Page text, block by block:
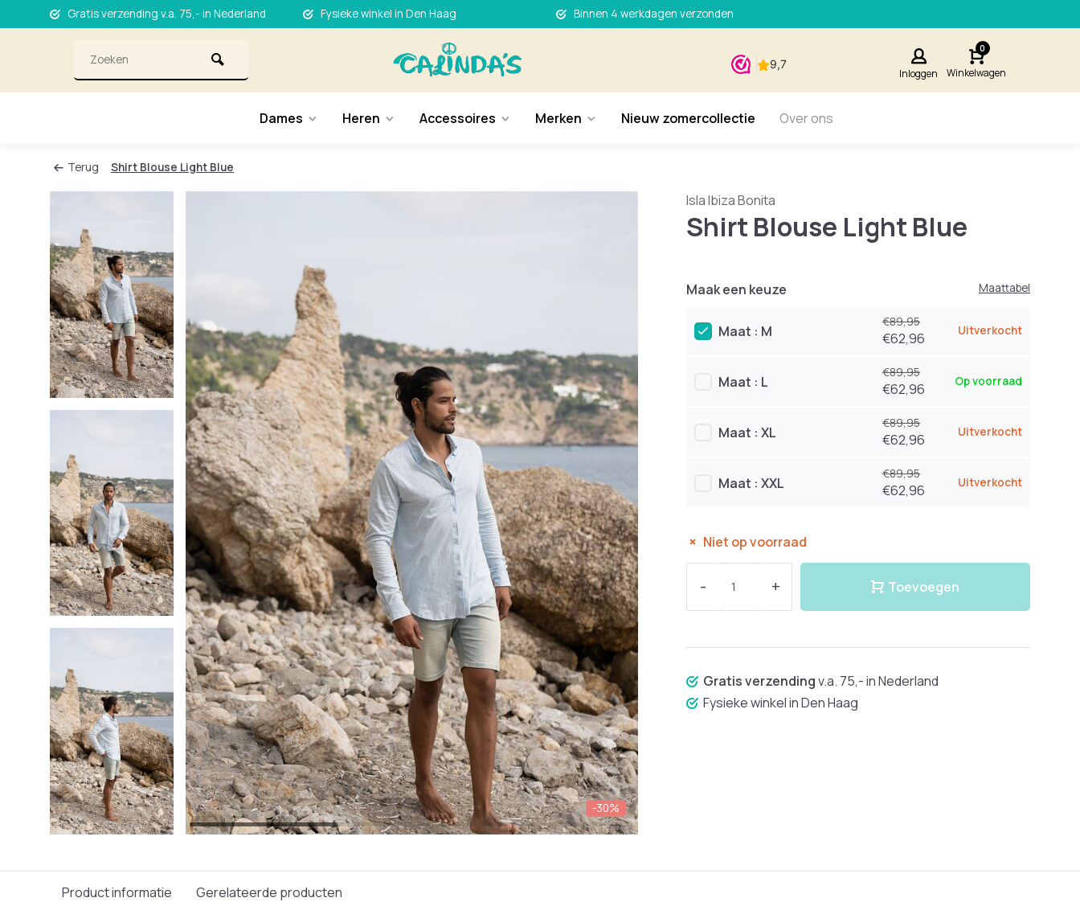
Gratis verzending v.a. 75,- in Nederland Fysieke winkel in Den Haag Binnen 4 werkdagen verzonden
Inloggen
0
Winkelwagen
Dames Heren Accessoires Merken Nieuw zomercollectie Over ons
Terug Shirt Blouse Light Blue
-30%
Isla Ibiza Bonita
Shirt Blouse Light Blue
Maak een keuze
Maat : M
€89,95
€62,96 Uitverkocht
Maat : L
€89,95
€62,96 Op voorraad
Maat : XL
€89,95
€62,96 Uitverkocht
Maat : XXL
€89,95
€62,96 Uitverkocht
Maattabel
Niet op voorraad
- + Toevoegen
Gratis verzendingv.a. 75,- in Nederland
Fysieke winkel in Den Haag
Product informatie Gerelateerde producten